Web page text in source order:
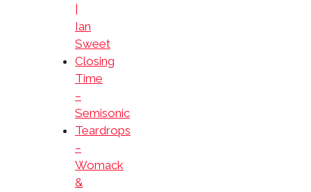
Ian
Sweet
Closing
Time
–
Semisonic
Teardrops
–
Womack
&